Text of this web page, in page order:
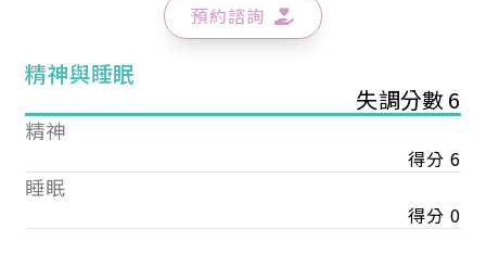
預約諮詢
精神與睡眠
失調分數 6
精神
得分 6
睡眠
得分 0